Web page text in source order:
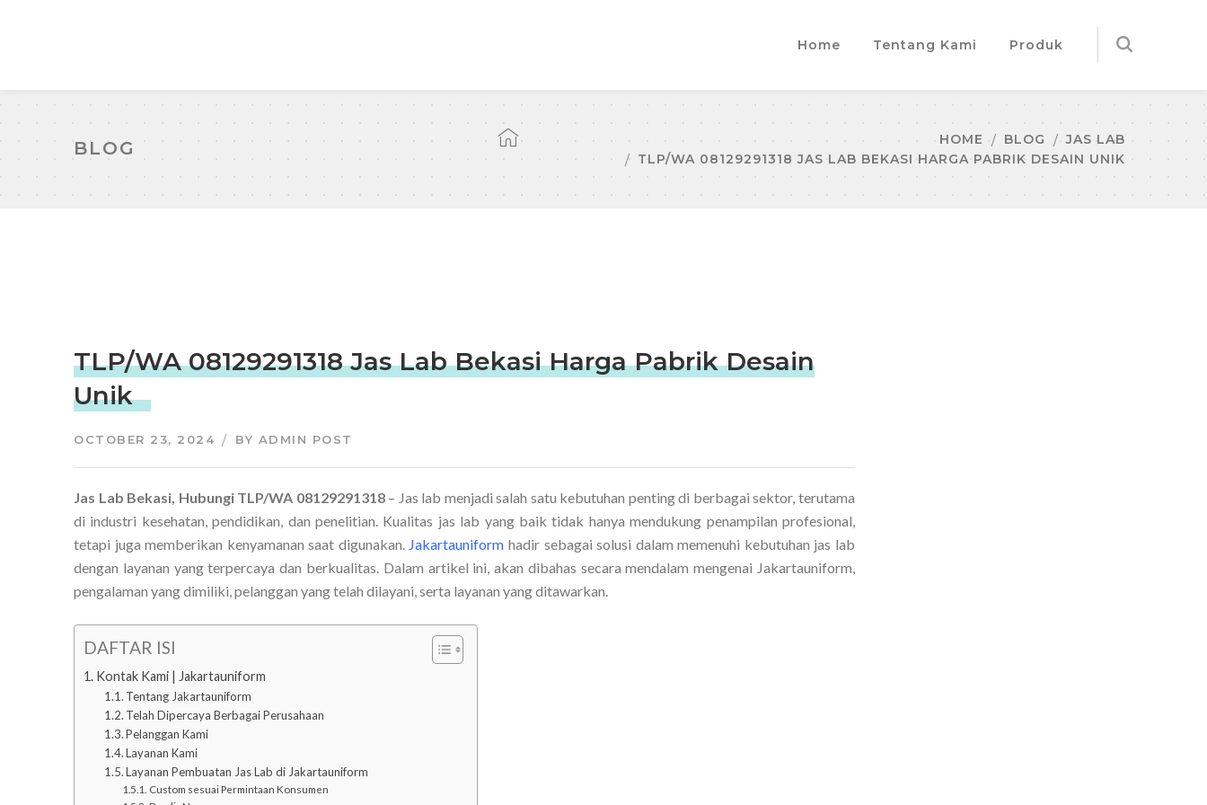
Home Tentang Kami Produk
BLOG HOME BLOG
JAS LAB
TLP/WA 08129291318 JAS LAB BEKASI HARGA PABRIK DESAIN UNIK
TLP/WA 08129291318 Jas Lab Bekasi Harga Pabrik Desain
Unik
OCTOBER 23, 2024 BY ADMIN POST
Jas Lab Bekasi, Hubungi TLP/WA 08129291318– Jas lab menjadi salah satu kebutuhan penting di berbagai sektor, terutama
di industri kesehatan, pendidikan, dan penelitian. Kualitas jas lab yang baik tidak hanya mendukung penampilan profesional,
tetapi juga memberikan kenyamanan saat digunakan. Jakartauniform hadir sebagai solusi dalam memenuhi kebutuhan jas lab
dengan layanan yang terpercaya dan berkualitas. Dalam artikel ini, akan dibahas secara mendalam mengenai Jakartauniform,
pengalaman yang dimiliki, pelanggan yang telah dilayani, serta layanan yang ditawarkan.
DAFTAR ISI
Kontak Kami | Jakartauniform
Tentang Jakartauniform
Telah Dipercaya Berbagai Perusahaan
Pelanggan Kami
Layanan Kami
Layanan Pembuatan Jas Lab di Jakartauniform
Custom sesuai Permintaan Konsumen